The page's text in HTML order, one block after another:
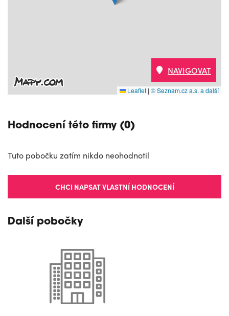
Leaflet | © Seznam.cz a.s. a další
NAVIGOVAT
Hodnocení této firmy (0)
Tuto pobočku zatím nikdo neohodnotil
CHCI NAPSAT VLASTNÍ HODNOCENÍ
Další pobočky